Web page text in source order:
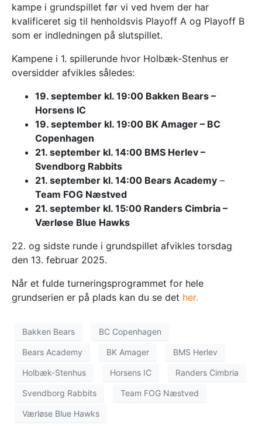
kampe i grundspillet før vi ved hvem der har
kvalificeret sig til henholdsvis Playoff A og Playoff B
som er indledningen på slutspillet.
Kampene i 1. spillerunde hvor Holbæk-Stenhus er
oversidder afvikles således:
19. september kl. 19:00 Bakken Bears –
Horsens IC
19. september kl. 19:00 BK Amager – BC
Copenhagen
21. september kl. 14:00 BMS Herlev –
Svendborg Rabbits
21. september kl. 14:00 Bears Academy –
Team FOG Næstved
21. september kl. 15:00 Randers Cimbria –
Værløse Blue Hawks
22. og sidste runde i grundspillet afvikles torsdag
den 13. februar 2025.
Når et fulde turneringsprogrammet for hele
grundserien er på plads kan du se det her.
Bakken Bears BC Copenhagen
Bears Academy BK Amager BMS Herlev
Holbæk-Stenhus Horsens IC Randers Cimbria
Svendborg Rabbits Team FOG Næstved
Værløse Blue Hawks